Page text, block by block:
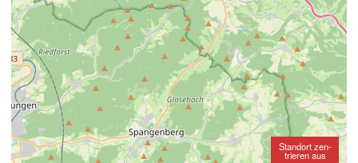
Standort zen-
trieren aus